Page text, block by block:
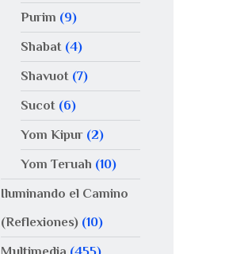
Purim (9)
Shabat(4)
Shavuot(7)
Sucot(6)
Yom Kipur(2)
Yom Teruah (10)
Iluminando el Camino
(Reflexiones) (10)